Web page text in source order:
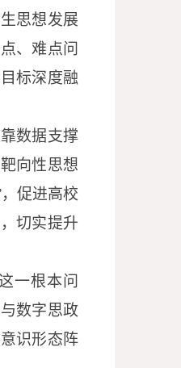
思想发展
、难点问
标深度融
数据支撑
向性思想
促进高校
切实提升
一根本问
数字思政
识形态阵